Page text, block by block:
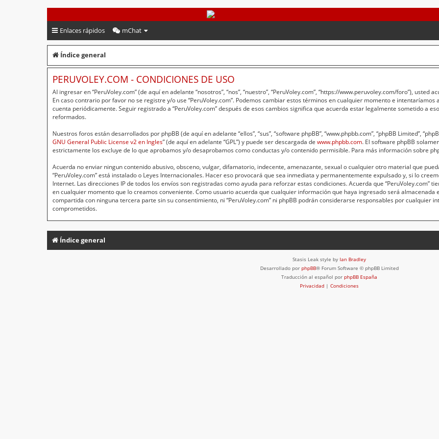
PeruVoley.com
Enlaces rápidos mChat
Índice general
PERUVOLEY.COM - CONDICIONES DE USO
Al ingresar en “PeruVoley.com” (de aquí en adelante “nosotros”, “nos”, “nuestro”, “PeruVoley.com”, “https://www.peruvoley.com/foro”),
En caso contrario por favor no se registre y/o use “PeruVoley.com”. Podemos cambiar estos términos en cualquier momento e
cuenta periódicamente. Seguir registrado a “PeruVoley.com” después de esos cambios significa que acuerda estar legalmente sometido a
reformados.
Nuestros foros están desarrollados por phpBB (de aquí en adelante “ellos”, “sus”, “software phpBB”, “www.phpbb.com”, “phpBB Limited”,
GNU General Public License v2 en Ingles” (de aquí en adelante “GPL”) y puede ser descargada de www.phpbb.com. El software phpBB
estrictamente los excluye de lo que aprobamos y/o desaprobamos como conductas y/o contenido permisible. Para más información sobre
Acuerda no enviar ningun contenido abusivo, obsceno, vulgar, difamatorio, indecente, amenazante, sexual o cualquier otro material que
“PeruVoley.com” está instalado o Leyes Internacionales. Hacer eso provocará que sea inmediata y permanentemente expulsado y, si lo
Internet. Las direcciones IP de todos los envíos son registradas como ayuda para reforzar estas condiciones. Acuerda que “PeruVoley.com”
en cualquier momento que lo creamos conveniente. Como usuario acuerda que cualquier información que haya ingresado será almacenada
compartida con ninguna tercera parte sin su consentimiento, ni “PeruVoley.com” ni phpBB podrán considerarse responsables por cualquier
comprometidos.
Índice general
Stasis Leak style by Ian Bradley
Desarrollado por phpBB® Forum Software © phpBB Limited
Traducción al español por phpBB España
Privacidad | Condiciones